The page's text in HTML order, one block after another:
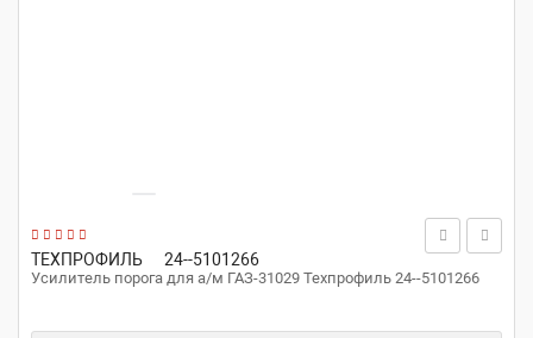
ТЕХПРОФИЛЬ 24--5101266
Усилитель порога для а/м ГАЗ-31029 Техпрофиль 24--5101266